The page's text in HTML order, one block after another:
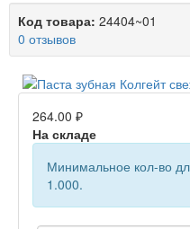
Код товара: 24404~01
0 отзывов
264.00 ₽
На складе
Минимальное кол-во
1.000.